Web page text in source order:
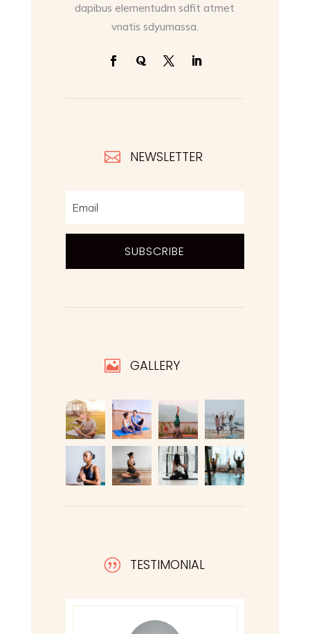
dapibus elementudm sdfit atmet
vnatis sdyumassa.
 NEWSLETTER
SUBSCRIBE
 GALLERY
| TESTIMONIAL